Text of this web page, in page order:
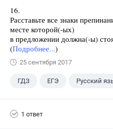
16.
Расставьте все знаки
месте которой(-ых)
в предложении должна(-ы)
(Подробнее...)
25 сентября 2017
ГДЗ ЕГЭ Русский
1 ответ